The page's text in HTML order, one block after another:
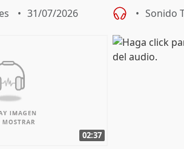
31/07/2026 Sonido
02:37